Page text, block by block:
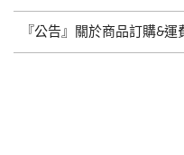
『公告』關於商品訂購&運